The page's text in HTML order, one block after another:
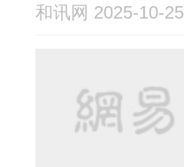
和讯网 2025-10-25